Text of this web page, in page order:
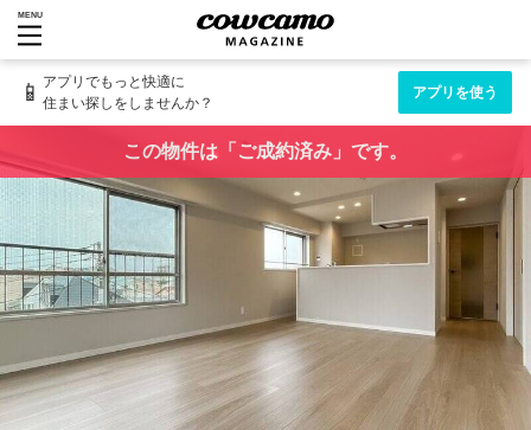
MENU
📱 アプリでもっと快適に
住まい探しをしませんか？
アプリを使う
この物件は「ご成約済み」です。